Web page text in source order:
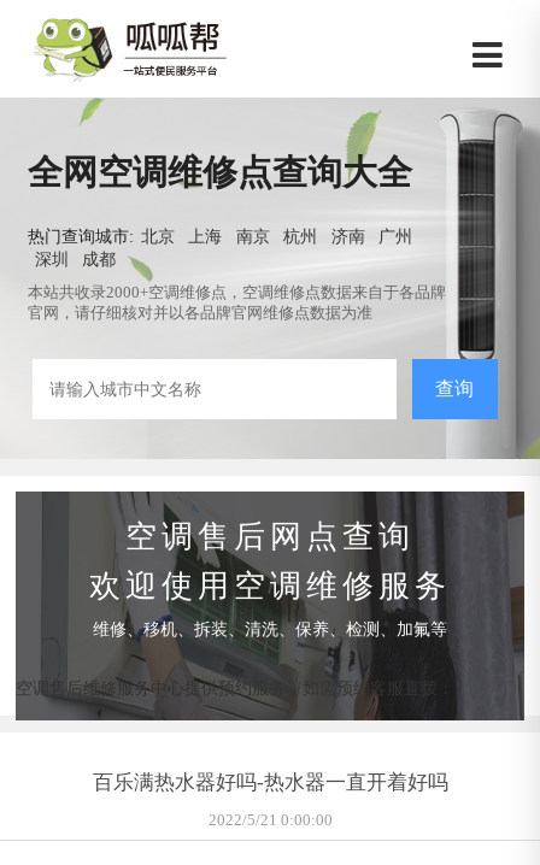
全网空调维修点查询大全
热门查询城市: 北京 上海 南京 杭州 济南
广州
深圳
成都
本站共收录2000+空调维修点，空调维修点数据来自于各品牌
官网，请仔细核对并以各品牌官网维修点数据为准
查询
空调售后网点查询
欢迎使用空调维修服务
维修、移机、拆装、清洗、保养、检测、加氟等
空调售后维修服务中心提供预约服务，如需预约客服直拨：
百乐满热水器好吗-热水器一直开着好吗
2022/5/21 0:00:00